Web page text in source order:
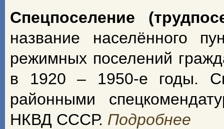
Спецпоселение
название населённого
режимных поселений
в 1920 – 1950-е годы.
районными
НКВД СССР. Подробнее